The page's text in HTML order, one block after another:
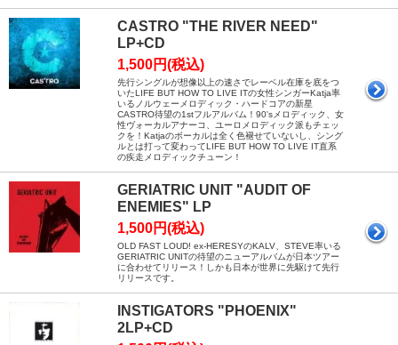
CASTRO "THE RIVER NEED"
LP+CD
1,500円(税込)
先行シングルが想像以上の速さでレーベル在庫を底をつ
いたLIFE BUT HOW TO LIVE ITの女性シンガーKatja率
いるノルウェーメロディック・ハードコアの新星
CASTRO待望の1stフルアルバム！90'sメロディック、女
性ヴォーカルアナーコ、ユーロメロディック派もチェッ
クを！Katjaのボーカルは全く色褪せていないし、シング
ルとは打って変わってLIFE BUT HOW TO LIVE IT直系
の疾走メロディックチューン！
GERIATRIC UNIT "AUDIT OF
ENEMIES" LP
1,500円(税込)
OLD FAST LOUD! ex-HERESYのKALV、STEVE率いる
GERIATRIC UNITの待望のニューアルバムが日本ツアー
に合わせてリリース！しかも日本が世界に先駆けて先行
リリースです。
INSTIGATORS "PHOENIX"
2LP+CD